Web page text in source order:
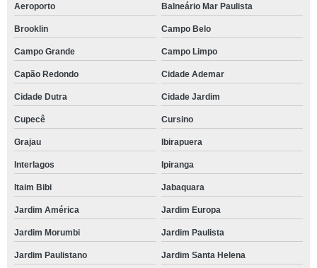
Aeroporto Balneário Mar Paulista
Brooklin Campo Belo
Campo Grande Campo Limpo
Capão Redondo Cidade Ademar
Cidade Dutra Cidade Jardim
Cupecê Cursino
Grajau Ibirapuera
Interlagos Ipiranga
Itaim Bibi Jabaquara
Jardim América Jardim Europa
Jardim Morumbi Jardim Paulista
Jardim Paulistano Jardim Santa Helena